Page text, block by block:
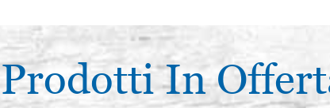
Prodotti In